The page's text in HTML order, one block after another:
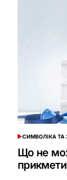
ОПУБЛІКУВАТИ
У
СИМВОЛІКА ТА
Що не